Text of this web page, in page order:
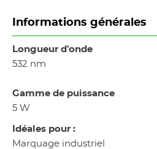
Informations générales
Longueur d'onde
532 nm
Gamme de puissance
5 W
Idéales pour :
Marquage industriel